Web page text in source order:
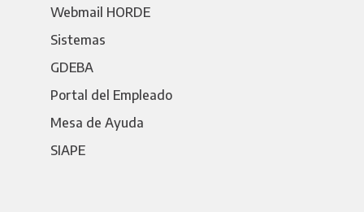
Webmail HORDE
Sistemas
GDEBA
Portal del Empleado
Mesa de Ayuda
SIAPE